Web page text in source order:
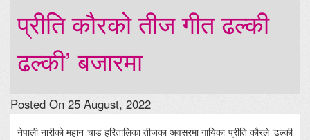
प्रीति कौरको तीज गीत ढल्की
ढल्की’ बजारमा
Posted On 25 August, 2022
नेपाली नारीको महान चाड हरितालिका तीजका अवसरमा गायिका प्रीति कौरले ‘ढल्की